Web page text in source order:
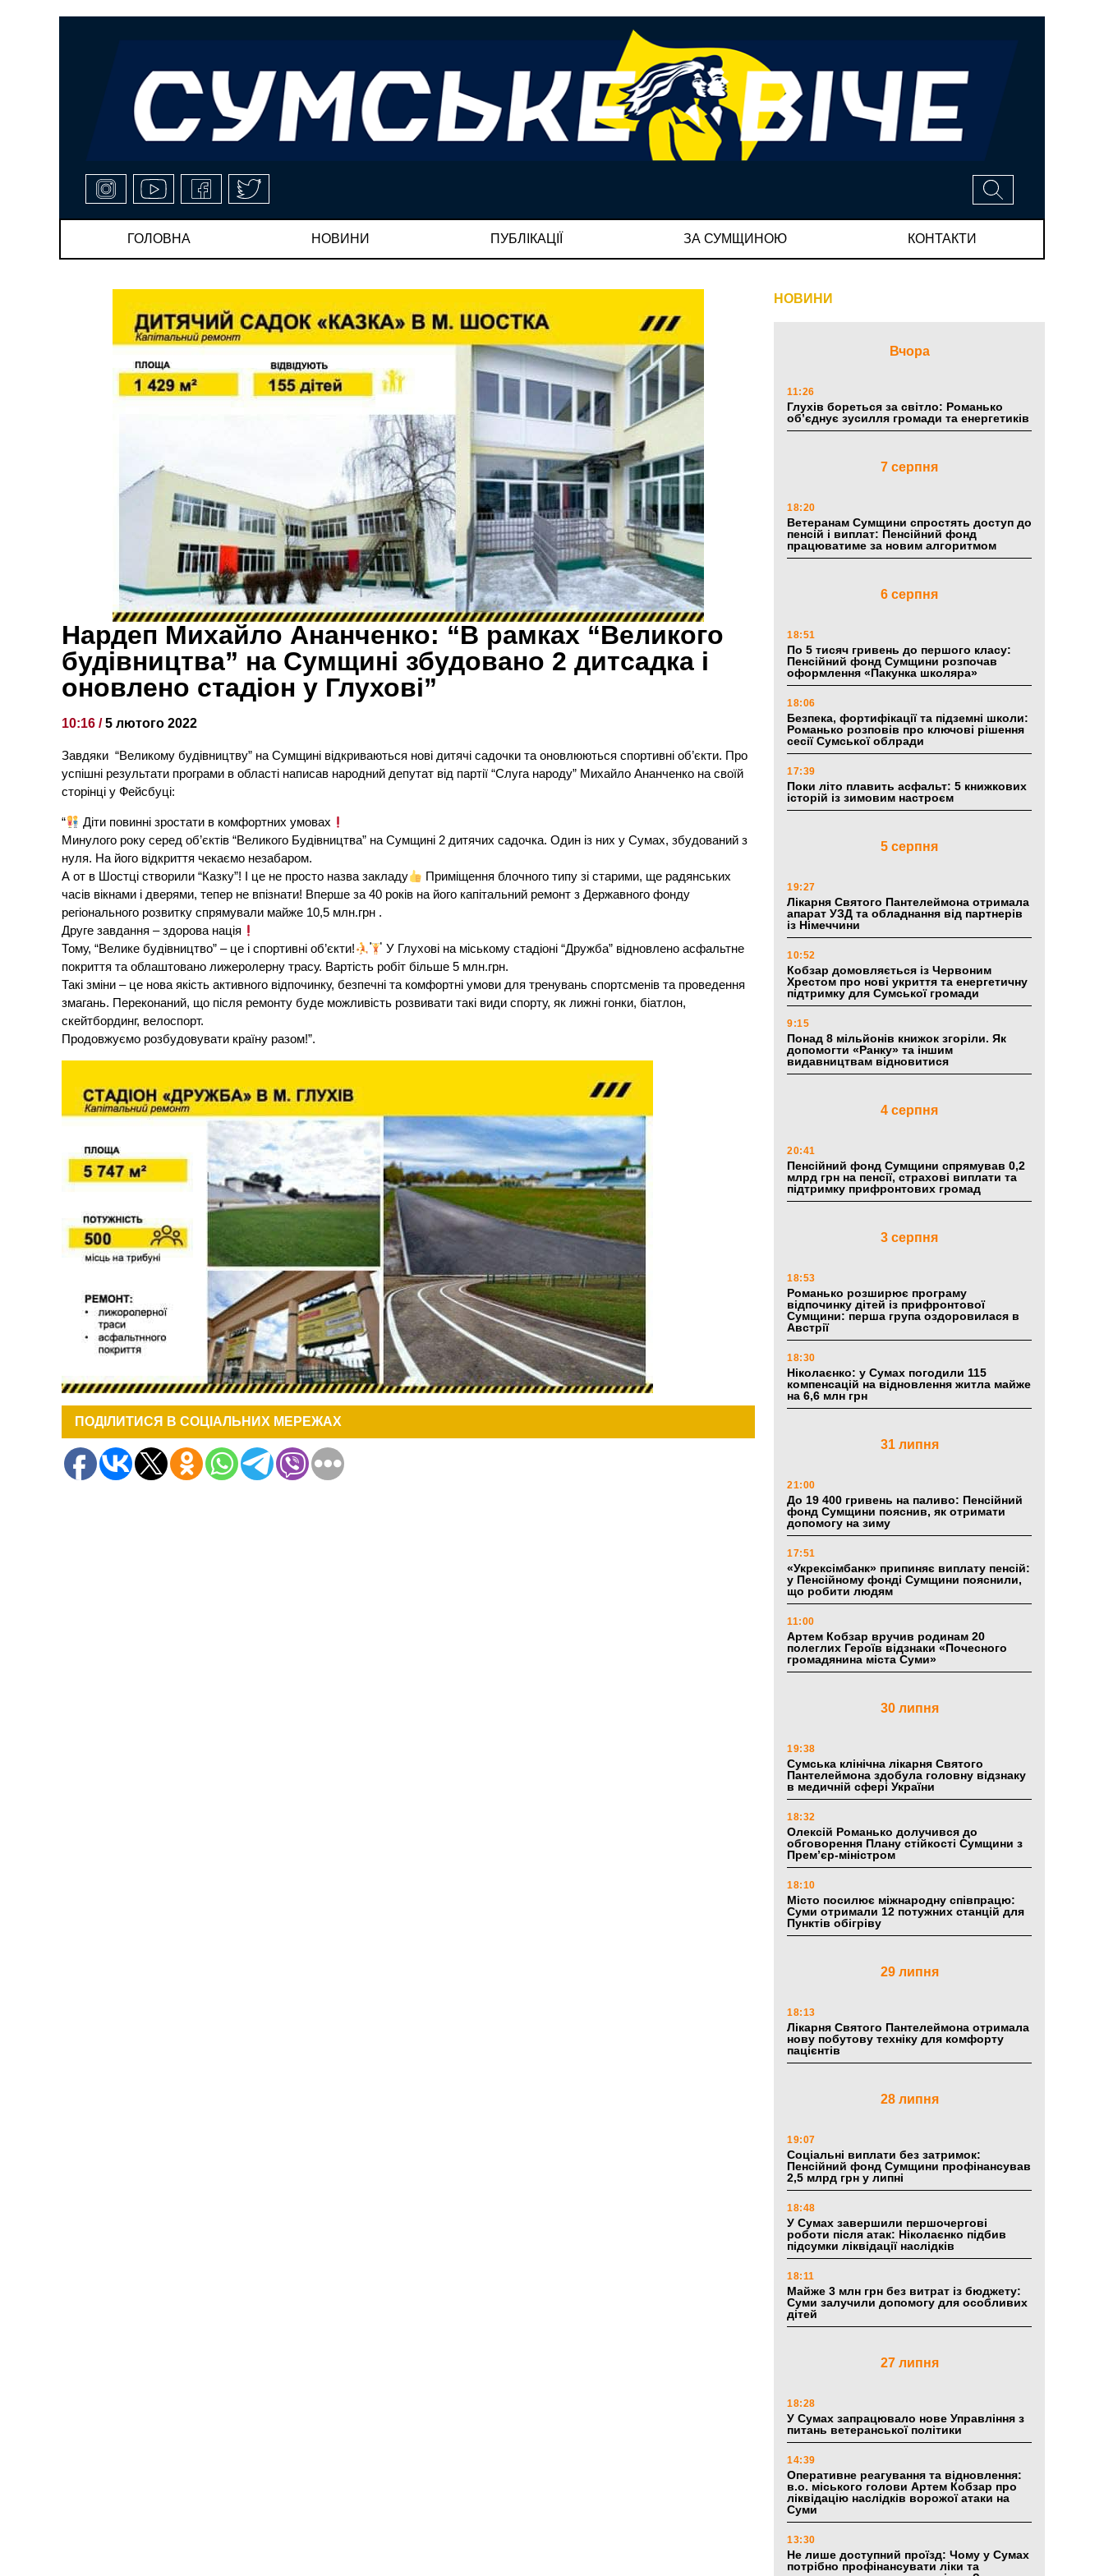
ГОЛОВНА НОВИНИ ПУБЛІКАЦІЇ ЗА СУМЩИНОЮ КОНТАКТИ
Нардеп Михайло Ананченко: “В рамках “Великого
будівництва” на Сумщині збудовано 2 дитсадка і
оновлено стадіон у Глухові”
10:16 /5 лютого 2022
Завдяки “Великому будівництву” на Сумщині відкриваються нові дитячі садочки та оновлюються спортивні об’єкти. Про
успішні результати програми в області написав народний депутат від партії “Слуга народу” Михайло Ананченко на своїй
сторінці у Фейсбуці:
“
Діти повинні зростати в комфортних умовах
Минулого року серед об’єктів “Великого Будівництва” на Сумщині 2 дитячих садочка. Один із них у Сумах, збудований з
нуля. На його відкриття чекаємо незабаром.
А от в Шостці створили “Казку”! І це не просто назва закладу
Приміщення блочного типу зі старими, ще радянських
часів вікнами і дверями, тепер не впізнати! Вперше за 40 років на його капітальний ремонт з Державного фонду
регіонального розвитку спрямували майже 10,5 млн.грн .
Друге завдання – здорова нація
Тому, “Велике будівництво” – це і спортивні об’єкти!
У Глухові на міському стадіоні “Дружба” відновлено асфальтне
покриття та облаштовано лижеролерну трасу. Вартість робіт більше 5 млн.грн.
Такі зміни – це нова якість активного відпочинку, безпечні та комфортні умови для тренувань спортсменів та проведення
змагань. Переконаний, що після ремонту буде можливість розвивати такі види спорту, як лижні гонки, біатлон,
скейтбординг, велоспорт.
Продовжуємо розбудовувати країну разом!”.
ПОДІЛИТИСЯ В СОЦІАЛЬНИХ МЕРЕЖАХ
НОВИНИ
Вчора
11:26
Глухів бореться за світло: Романько
об’єднує зусилля громади та енергетиків
7 серпня
18:20
Ветеранам Сумщини спростять доступ до
пенсій і виплат: Пенсійний фонд
працюватиме за новим алгоритмом
6 серпня
18:51
По 5 тисяч гривень до першого класу:
Пенсійний фонд Сумщини розпочав
оформлення «Пакунка школяра»
18:06
Безпека, фортифікації та підземні школи:
Романько розповів про ключові рішення
сесії Сумської облради
17:39
Поки літо плавить асфальт: 5 книжкових
історій із зимовим настроєм
5 серпня
19:27
Лікарня Святого Пантелеймона отримала
апарат УЗД та обладнання від партнерів
із Німеччини
10:52
Кобзар домовляється із Червоним
Хрестом про нові укриття та енергетичну
підтримку для Сумської громади
9:15
Понад 8 мільйонів книжок згоріли. Як
допомогти «Ранку» та іншим
видавництвам відновитися
4 серпня
20:41
Пенсійний фонд Сумщини спрямував 0,2
млрд грн на пенсії, страхові виплати та
підтримку прифронтових громад
3 серпня
18:53
Романько розширює програму
відпочинку дітей із прифронтової
Сумщини: перша група оздоровилася в
Австрії
18:30
Ніколаєнко: у Сумах погодили 115
компенсацій на відновлення житла майже
на 6,6 млн грн
31 липня
21:00
До 19 400 гривень на паливо: Пенсійний
фонд Сумщини пояснив, як отримати
допомогу на зиму
17:51
«Укрексімбанк» припиняє виплату пенсій:
у Пенсійному фонді Сумщини пояснили,
що робити людям
11:00
Артем Кобзар вручив родинам 20
полеглих Героїв відзнаки «Почесного
громадянина міста Суми»
30 липня
19:38
Сумська клінічна лікарня Святого
Пантелеймона здобула головну відзнаку
в медичній сфері України
18:32
Олексій Романько долучився до
обговорення Плану стійкості Сумщини з
Прем’єр-міністром
18:10
Місто посилює міжнародну співпрацю:
Суми отримали 12 потужних станцій для
Пунктів обігріву
29 липня
18:13
Лікарня Святого Пантелеймона отримала
нову побутову техніку для комфорту
пацієнтів
28 липня
19:07
Соціальні виплати без затримок:
Пенсійний фонд Сумщини профінансував
2,5 млрд грн у липні
18:48
У Сумах завершили першочергові
роботи після атак: Ніколаєнко підбив
підсумки ліквідації наслідків
18:11
Майже 3 млн грн без витрат із бюджету:
Суми залучили допомогу для особливих
дітей
27 липня
18:28
У Сумах запрацювало нове Управління з
питань ветеранської політики
14:39
Оперативне реагування та відновлення:
в.о. міського голови Артем Кобзар про
ліквідацію наслідків ворожої атаки на
Суми
13:30
Не лише доступний проїзд: Чому у Сумах
потрібно профінансувати ліки та